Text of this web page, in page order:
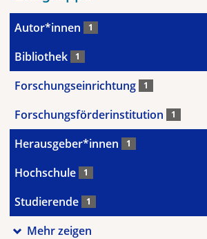
Autor*innen 1
Bibliothek 1
Forschungseinrichtung 1
Forschungsförderinstitution 1
Herausgeber*innen 1
Hochschule 1
Studierende 1
Mehr zeigen